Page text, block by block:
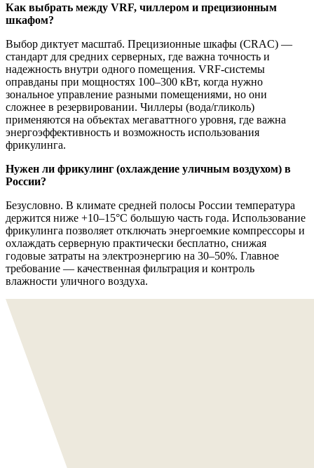
Как выбрать между VRF, чиллером и прецизионным
шкафом?
Выбор диктует масштаб. Прецизионные шкафы (CRAC) —
стандарт для средних серверных, где важна точность и
надежность внутри одного помещения. VRF-системы
оправданы при мощностях 100–300 кВт, когда нужно
зональное управление разными помещениями, но они
сложнее в резервировании. Чиллеры (вода/гликоль)
применяются на объектах мегаваттного уровня, где важна
энергоэффективность и возможность использования
фрикулинга.
Нужен ли фрикулинг (охлаждение уличным воздухом) в
России?
Безусловно. В климате средней полосы России температура
держится ниже +10–15°C большую часть года. Использование
фрикулинга позволяет отключать энергоемкие компрессоры и
охлаждать серверную практически бесплатно, снижая
годовые затраты на электроэнергию на 30–50%. Главное
требование — качественная фильтрация и контроль
влажности уличного воздуха.